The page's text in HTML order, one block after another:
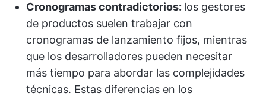
Cronogramas contradictorios: los gestores
de productos suelen trabajar con
cronogramas de lanzamiento fijos, mientras
que los desarrolladores pueden necesitar
más tiempo para abordar las complejidades
técnicas. Estas diferencias en los